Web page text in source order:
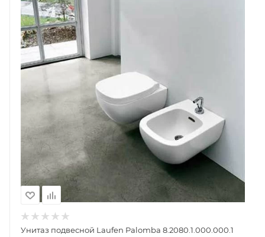
Унитаз подвесной Laufen Palomba 8.2080.1.000.000.1